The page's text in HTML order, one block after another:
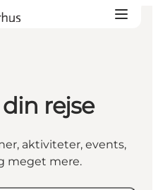
rejse
aktiviteter, events,
meget mere.